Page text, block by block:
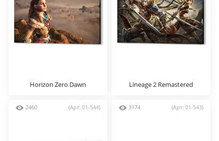
Horizon Zero Dawn Lineage 2 Remastered
2460 (Арт: 01-544) 3174 (Арт: 01-543)